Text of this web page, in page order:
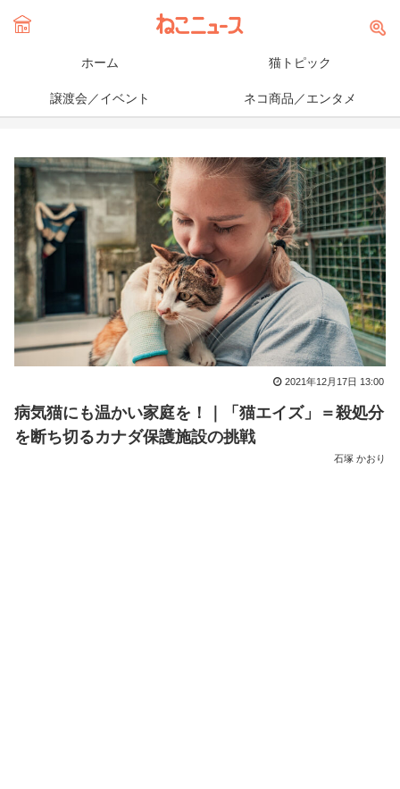
ホーム 猫トピック
譲渡会／イベント ネコ商品／エンタメ
病気猫にも温かい家庭を！｜「猫エイズ」＝殺処分
を断ち切るカナダ保護施設の挑戦
2021年12月17日 13:00
石塚 かおり